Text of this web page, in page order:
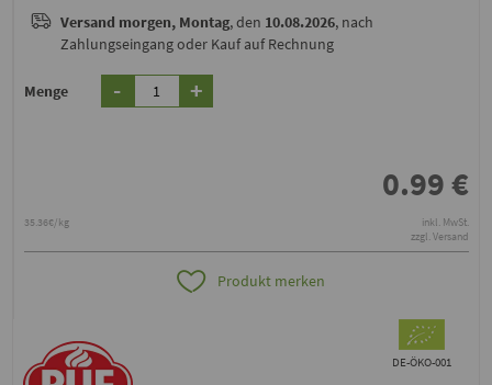
Versand morgen, Montag, den 10.08.2026, nach
Zahlungseingang oder Kauf auf Rechnung
Menge - +
0.99€
35.36€/kg
inkl. MwSt.
zzgl. Versand
Produkt merken
DE-ÖKO-001